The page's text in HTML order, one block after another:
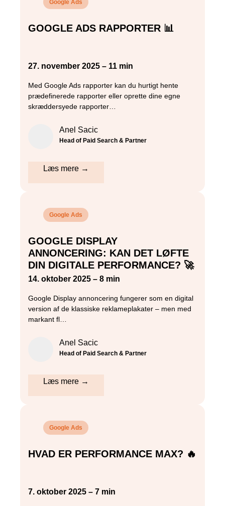
Google Ads
GOOGLE ADS RAPPORTER 📊
27. november 2025 – 11 min
Med Google Ads rapporter kan du hurtigt hente
prædefinerede rapporter eller oprette dine egne
skræddersyede rapporter…
Anel Sacic
Head of Paid Search & Partner
Læs mere →
Google Ads
GOOGLE DISPLAY
ANNONCERING: KAN DET LØFTE
DIN DIGITALE PERFORMANCE? 🚀
14. oktober 2025 – 8 min
Google Display annoncering fungerer som en digital
version af de klassiske reklameplakater – men med
markant fl…
Anel Sacic
Head of Paid Search & Partner
Læs mere →
Google Ads
HVAD ER PERFORMANCE MAX? 🔥
7. oktober 2025 – 7 min